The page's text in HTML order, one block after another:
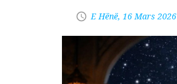
E Hënë, 16 Mars 2026